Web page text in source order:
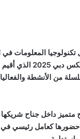
المعلومات
دبي 2025 الذي
من الأنشطة
متميز داخل جناح
كعامل رئيسي في